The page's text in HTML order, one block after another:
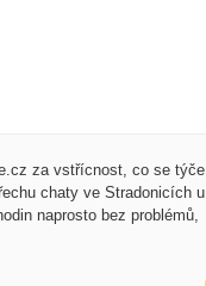
za vstřícnost, co se týče
chaty ve Stradonicích u
naprosto bez problémů,